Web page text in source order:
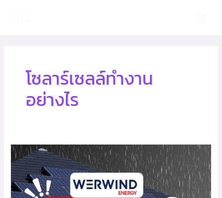
โซลาร์เซลล์ทำงาน
อย่างไร
โซ
ล่า
เซลล์
ทำงาน